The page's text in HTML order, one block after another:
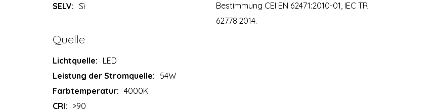
SELV: Sì
Quelle
Lichtquelle: LED
Leistung der Stromquelle: 54W
Farbtemperatur: 4000K
CRI: >90
Bestimmung CEI EN 62471:2010-01, IEC TR
62778:2014.